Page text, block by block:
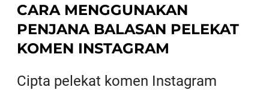
CARA MENGGUNAKAN
PENJANA BALASAN PELEKAT
KOMEN INSTAGRAM
Cipta pelekat komen Instagram